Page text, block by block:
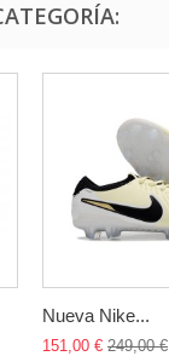
Nueva Nike...
151,00 € 249,00 €